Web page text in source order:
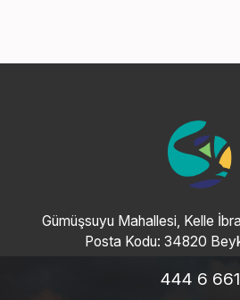
Gümüşsuyu Mahallesi, Kelle
Posta Kodu: 34820
444 6 661